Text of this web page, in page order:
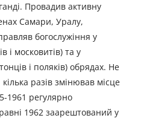
Провадив активну
Самари, Уралу,
богослужіння у
і московитів) та у
і поляків) обрядах. Не
разів змінював місце
1961 регулярно
1962 заарештований у